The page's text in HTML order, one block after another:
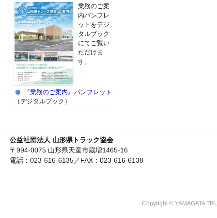
業務のご案
内パンフレ
ットをデジ
タルブック
にてご覧い
ただけま
す。
『業務のご案内』パンフレット
（デジタルブック）
公益社団法人 山形県トラック協会
〒994-0075 山形県天童市蔵増1465-16
電話：023-616-6135／FAX：023-616-6138
Copyright © YAMAGATA